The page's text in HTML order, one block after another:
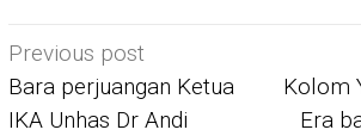
Post
navigation
Previous post
Bara perjuangan Ketua
IKA Unhas Dr Andi
Kolom
Era